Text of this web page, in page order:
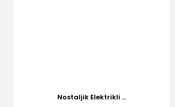
Nostaljik Elektrikli ...